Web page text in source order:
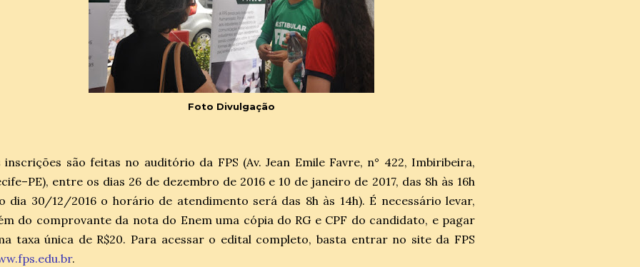
Foto Divulgação
inscrições são feitas no auditório da FPS (Av. Jean Emile Favre, n° 422, Imbiribeira,
entre os dias 26 de dezembro de 2016 e 10 de janeiro de 2017, das 8h às 16h
dia 30/12/2016 o horário de atendimento será das 8h às 14h). É necessário levar,
do comprovante da nota do Enem uma cópia do RG e CPF do candidato, e pagar
taxa única de R$20. Para acessar o edital completo, basta entrar no site da FPS
.